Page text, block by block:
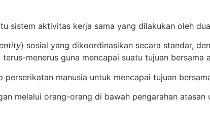
sistem aktivitas kerja sama yang dilakukan oleh
) sosial yang dikoordinasikan secara standar,
menerus guna mencapai suatu tujuan bersama
manusia untuk mencapai tujuan
melalui orang-orang di bawah pengarahan atasan